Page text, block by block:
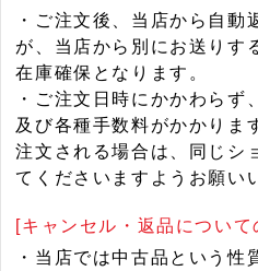
・ご注文後、当店から自動
が、当店から別にお送りす
在庫確保となります。
・ご注文日時にかかわらず
及び各種手数料がかかりま
注文される場合は、同じシ
てくださいますようお願い
[キャンセル・返品について
・当店では中古品という性